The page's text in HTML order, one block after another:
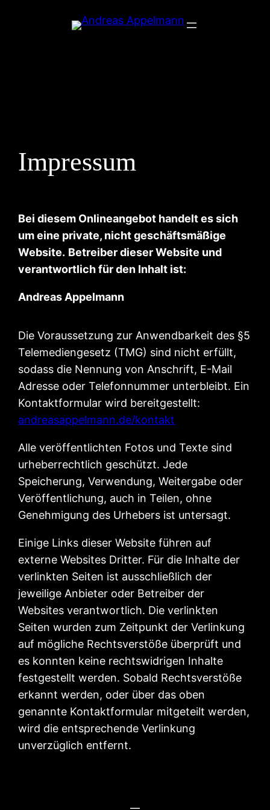
Impressum
Bei diesem Onlineangebot handelt es sich
um eine private, nicht geschäftsmäßige
Website. Betreiber dieser Website und
verantwortlich für den Inhalt ist:
Andreas Appelmann
Die Voraussetzung zur Anwendbarkeit des §5
Telemediengesetz (TMG) sind nicht erfüllt,
sodass die Nennung von Anschrift, E-Mail
Adresse oder Telefonnummer unterbleibt. Ein
Kontaktformular wird bereitgestellt:
andreasappelmann.de/kontakt
Alle veröffentlichten Fotos und Texte sind
urheberrechtlich geschützt. Jede
Speicherung, Verwendung, Weitergabe oder
Veröffentlichung, auch in Teilen, ohne
Genehmigung des Urhebers ist untersagt.
Einige Links dieser Website führen auf
externe Websites Dritter. Für die Inhalte der
verlinkten Seiten ist ausschließlich der
jeweilige Anbieter oder Betreiber der
Websites verantwortlich. Die verlinkten
Seiten wurden zum Zeitpunkt der Verlinkung
auf mögliche Rechtsverstöße überprüft und
es konnten keine rechtswidrigen Inhalte
festgestellt werden. Sobald Rechtsverstöße
erkannt werden, oder über das oben
genannte Kontaktformular mitgeteilt werden,
wird die entsprechende Verlinkung
unverzüglich entfernt.